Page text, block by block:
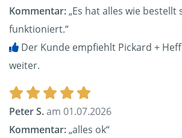
Kommentar:„Es hat alles wie bestellt
funktioniert.“
Der Kunde empfiehlt Pickard +
weiter.
Peter S.am 01.07.2026
Kommentar:„alles ok“